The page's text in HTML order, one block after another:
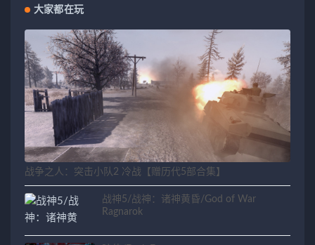
大家都在玩
战争之人：突击小队2 冷战【赠历代5部合集】
战神5/战神：诸神黄昏/God of War
Ragnarok